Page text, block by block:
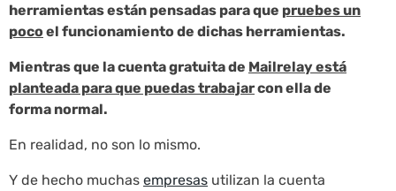
herramientas están pensadas para que pruebes un
poco el funcionamiento de dichas herramientas.
Mientras que la cuenta gratuita de Mailrelay está
planteada para que puedas trabajarcon ella de
forma normal.
En realidad, no son lo mismo.
Y de hecho muchas empresas utilizan la cuenta